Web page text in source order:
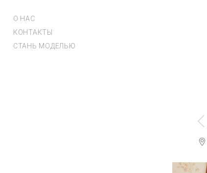
О НАС
КОНТАКТЫ
СТАНЬ МОДЕЛЬЮ